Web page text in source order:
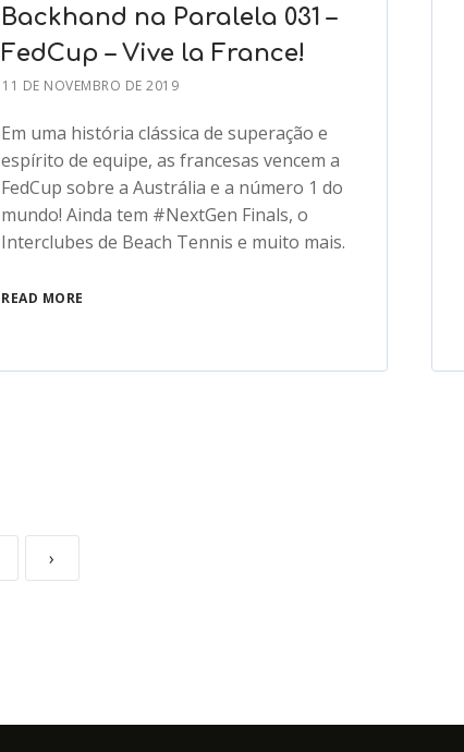
Backhand na Paralela 031 –
FedCup – Vive la France!
11 DE NOVEMBRO DE 2019
Em uma história clássica de superação e
espírito de equipe, as francesas vencem a
FedCup sobre a Austrália e a número 1 do
mundo! Ainda tem #NextGen Finals, o
Interclubes de Beach Tennis e muito mais.
READ MORE
›